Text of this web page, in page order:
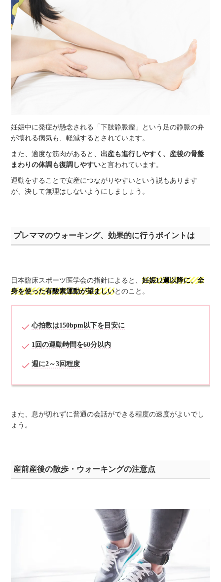
妊娠中に発症が懸念される「下肢静脈瘤」という足の静脈の弁
が壊れる病気も、軽減するとされています。
また、適度な筋肉があると、 出産も進行しやすく、産後の骨盤
まわりの体調も復調しやすいと言われています。
運動をすることで安産につながりやすいという説もあります
が、決して無理はしないようにしましょう。
プレママのウォーキング、効果的に行うポイントは
日本臨床スポーツ医学会の指針によると、妊娠12週以降に、全
身を使った有酸素運動が望ましいとのこと。
心拍数は150bpm以下を目安に
1回の運動時間を60分以内
週に2～3回程度
また、息が切れずに普通の会話ができる程度の速度がよいでし
ょう。
産前産後の散歩・ウォーキングの注意点